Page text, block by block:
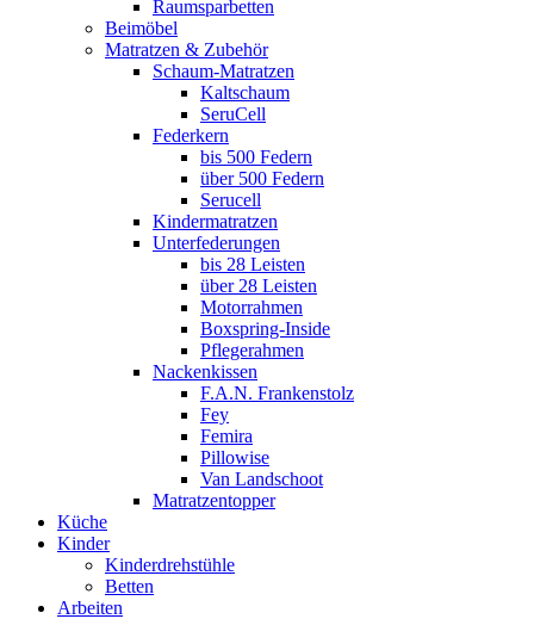
Raumsparbetten
Beimöbel
Matratzen & Zubehör
Schaum-Matratzen
Kaltschaum
SeruCell
Federkern
bis 500 Federn
über 500 Federn
Serucell
Kindermatratzen
Unterfederungen
bis 28 Leisten
über 28 Leisten
Motorrahmen
Boxspring-Inside
Pflegerahmen
Nackenkissen
F.A.N. Frankenstolz
Fey
Femira
Pillowise
Van Landschoot
Matratzentopper
Küche
Kinder
Kinderdrehstühle
Betten
Arbeiten